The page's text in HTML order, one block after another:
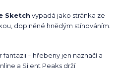
Sketch vypadá jako stránka ze
doplněné hnědým stínováním.
– hřebeny jen naznačí a
a Silent Peaks drží